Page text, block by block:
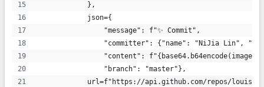
            },
            json={
                "message": f"✨ Commit",
"committer": {"name": "NiJia Lin",
"content":
                "branch": "master"},
url=f"https://api.github.com/repos/